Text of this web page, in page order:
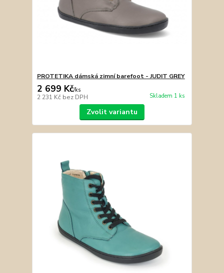
PROTETIKA dámská zimní barefoot - JUDIT GREY
2 699 Kč/ks
2 231 Kč bez DPH Skladem 1 ks
Zvolit variantu